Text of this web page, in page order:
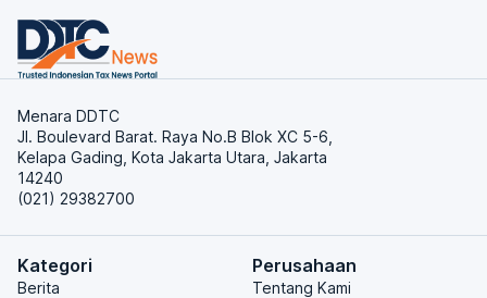
Menara DDTC
Jl. Boulevard Barat. Raya No.B Blok XC 5-6,
Kelapa Gading, Kota Jakarta Utara, Jakarta
14240
(021) 29382700
Kategori
Berita
Perusahaan
Tentang Kami